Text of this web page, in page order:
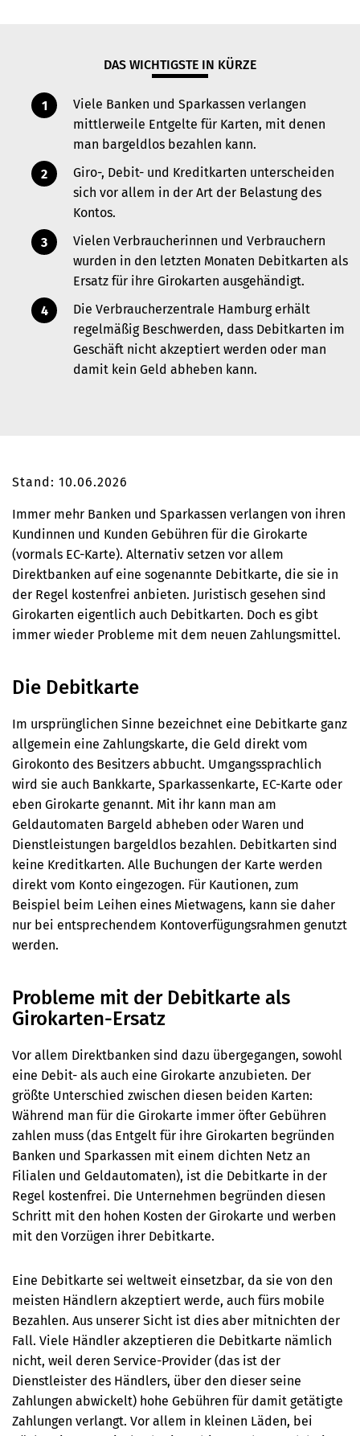
DAS WICHTIGSTE IN KÜRZE
Viele Banken und Sparkassen verlangen
mittlerweile Entgelte für Karten, mit denen
man bargeldlos bezahlen kann.
Giro-, Debit- und Kreditkarten unterscheiden
sich vor allem in der Art der Belastung des
Kontos.
Vielen Verbraucherinnen und Verbrauchern
wurden in den letzten Monaten Debitkarten als
Ersatz für ihre Girokarten ausgehändigt.
Die Verbraucherzentrale Hamburg erhält
regelmäßig Beschwerden, dass Debitkarten im
Geschäft nicht akzeptiert werden oder man
damit kein Geld abheben kann.
Stand: 10.06.2026
Immer mehr Banken und Sparkassen verlangen von ihren
Kundinnen und Kunden Gebühren für die Girokarte
(vormals EC-Karte). Alternativ setzen vor allem
Direktbanken auf eine sogenannte Debitkarte, die sie in
der Regel kostenfrei anbieten. Juristisch gesehen sind
Girokarten eigentlich auch Debitkarten. Doch es gibt
immer wieder Probleme mit dem neuen Zahlungsmittel.
Die Debitkarte
Im ursprünglichen Sinne bezeichnet eine Debitkarte ganz
allgemein eine Zahlungskarte, die Geld direkt vom
Girokonto des Besitzers abbucht. Umgangssprachlich
wird sie auch Bankkarte, Sparkassenkarte, EC-Karte oder
eben Girokarte genannt. Mit ihr kann man am
Geldautomaten Bargeld abheben oder Waren und
Dienstleistungen bargeldlos bezahlen. Debitkarten sind
keine Kreditkarten. Alle Buchungen der Karte werden
direkt vom Konto eingezogen. Für Kautionen, zum
Beispiel beim Leihen eines Mietwagens, kann sie daher
nur bei entsprechendem Kontoverfügungsrahmen genutzt
werden.
Probleme mit der Debitkarte als
Girokarten-Ersatz
Vor allem Direktbanken sind dazu übergegangen, sowohl
eine Debit- als auch eine Girokarte anzubieten. Der
größte Unterschied zwischen diesen beiden Karten:
Während man für die Girokarte immer öfter Gebühren
zahlen muss (das Entgelt für ihre Girokarten begründen
Banken und Sparkassen mit einem dichten Netz an
Filialen und Geldautomaten), ist die Debitkarte in der
Regel kostenfrei. Die Unternehmen begründen diesen
Schritt mit den hohen Kosten der Girokarte und werben
mit den Vorzügen ihrer Debitkarte.
Eine Debitkarte sei weltweit einsetzbar, da sie von den
meisten Händlern akzeptiert werde, auch fürs mobile
Bezahlen. Aus unserer Sicht ist dies aber mitnichten der
Fall. Viele Händler akzeptieren die Debitkarte nämlich
nicht, weil deren Service-Provider (das ist der
Dienstleister des Händlers, über den dieser seine
Zahlungen abwickelt) hohe Gebühren für damit getätigte
Zahlungen verlangt. Vor allem in kleinen Läden, bei